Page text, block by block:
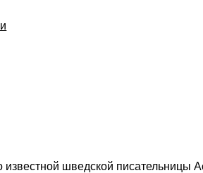
известной шведской